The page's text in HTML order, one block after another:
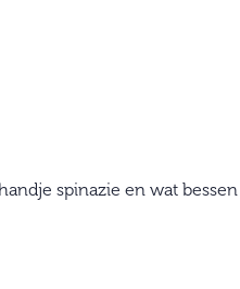
spinazie en wat